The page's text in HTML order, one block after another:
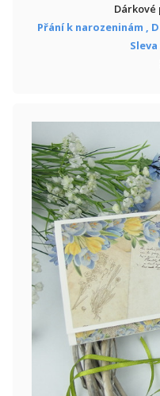
Dárkové
Přání k narozeninám ,
Sleva